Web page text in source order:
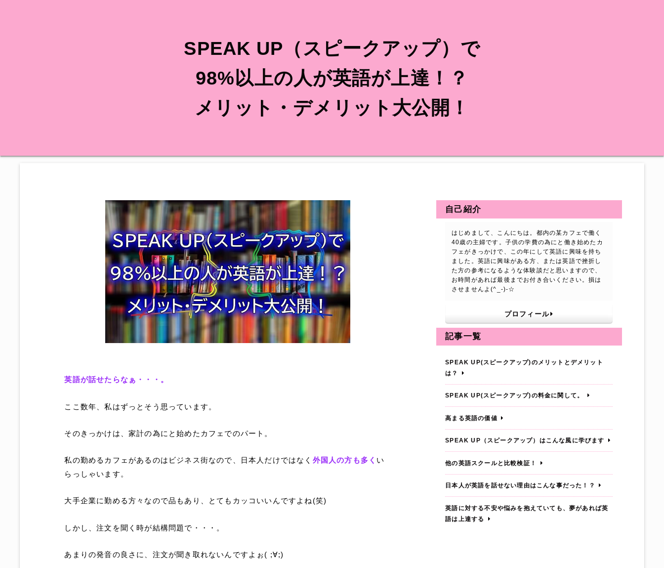
SPEAK UP（スピークアップ）で
98%以上の人が英語が上達！？
メリット・デメリット大公開！
英語が話せたらなぁ・・・。
ここ数年、私はずっとそう思っています。
そのきっかけは、家計の為にと始めたカフェでのパート。
私の勤めるカフェがあるのはビジネス街なので、日本人だけではなく 外国人の方も多く い
らっしゃいます。
大手企業に勤める方々なので品もあり、とてもカッコいいんですよね(笑)
しかし、注文を聞く時が結構問題で・・・。
あまりの発音の良さに、注文が聞き取れないんですよぉ( ;∀;)
自己紹介
はじめまして、こんにちは。都内の某カフェで働く
40歳の主婦です。子供の学費の為にと働き始めたカ
フェがきっかけで、この年にして英語に興味を持ち
ました。英語に興味がある方、または英語で挫折し
た方の参考になるような体験談だと思いますので、
お時間があれば最後までお付き合いください。損は
させませんよ(^_-)-☆
プロフィール
記事一覧
SPEAK UP(スピークアップ)のメリットとデメリット
は？
SPEAK UP(スピークアップ)の料金に関して。
高まる英語の価値
SPEAK UP（スピークアップ）はこんな風に学びます
他の英語スクールと比較検証！
日本人が英語を話せない理由はこんな事だった！？
英語に対する不安や悩みを抱えていても、夢があれば英
語は上達する